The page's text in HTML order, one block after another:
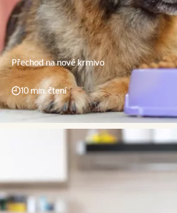
Přechod na nové krmivo
10 min. čtení